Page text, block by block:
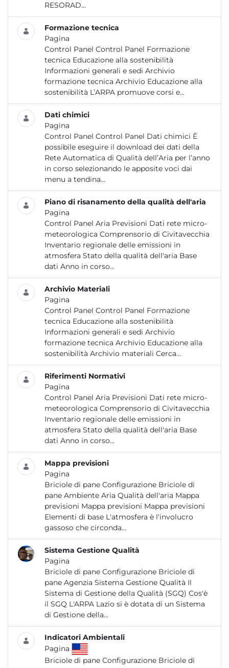
RESORAD...
Formazione tecnica
Pagina
Control Panel Control Panel Formazione
tecnica Educazione alla sostenibilità
Informazioni generali e sedi Archivio
formazione tecnica Archivio Educazione alla
sostenibilità L’ARPA promuove corsi e...
Dati chimici
Pagina
Control Panel Control Panel Dati chimici È
possibile eseguire il download dei dati della
Rete Automatica di Qualità dell’Aria per l’anno
in corso selezionando le apposite voci dai
menu a tendina...
Piano di risanamento della qualità dell'aria
Pagina
Control Panel Aria Previsioni Dati rete micro-
meteorologica Comprensorio di Civitavecchia
Inventario regionale delle emissioni in
atmosfera Stato della qualità dell'aria Base
dati Anno in corso...
Archivio Materiali
Pagina
Control Panel Control Panel Formazione
tecnica Educazione alla sostenibilità
Informazioni generali e sedi Archivio
formazione tecnica Archivio Educazione alla
sostenibilità Archivio materiali Cerca...
Riferimenti Normativi
Pagina
Control Panel Aria Previsioni Dati rete micro-
meteorologica Comprensorio di Civitavecchia
Inventario regionale delle emissioni in
atmosfera Stato della qualità dell'aria Base
dati Anno in corso...
Mappa previsioni
Pagina
Briciole di pane Configurazione Briciole di
pane Ambiente Aria Qualità dell'aria Mappa
previsioni Mappa previsioni Mappa previsioni
Elementi di base L'atmosfera è l'involucro
gassoso che circonda...
Sistema Gestione Qualità
Pagina
Briciole di pane Configurazione Briciole di
pane Agenzia Sistema Gestione Qualità Il
Sistema di Gestione della Qualità (SGQ) Cos'è
il SGQ L'ARPA Lazio si è dotata di un Sistema
di Gestione della...
Indicatori Ambientali
Pagina
Briciole di pane Configurazione Briciole di